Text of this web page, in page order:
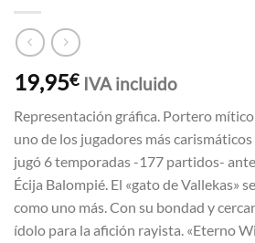
19,95€ IVA incluido
Representación gráfica. Portero
uno de los jugadores más
jugó 6 temporadas -177 partidos-
Écija Balompié. El «gato de Vallekas»
como uno más. Con su bondad y
ídolo para la afición rayista. «Eterno